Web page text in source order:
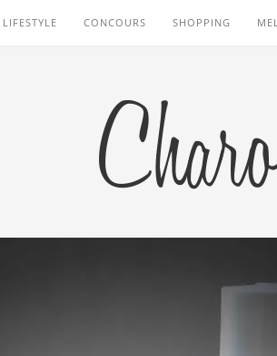
LIFESTYLE CONCOURS SHOPPING